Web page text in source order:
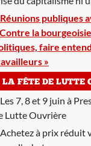
Réunions publiques
la
faire
»
LA FÊTE DE LUTTE
Les 7, 8 et 9 juin à
Lutte Ouvrière
Achetez à prix réduit